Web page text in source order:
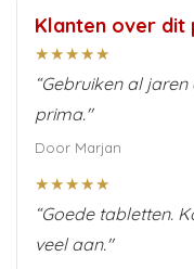
Klanten over dit
★★★★★
“Gebruiken al
prima."
Door Marjan
★★★★★
“Goede tabletten.
veel aan."